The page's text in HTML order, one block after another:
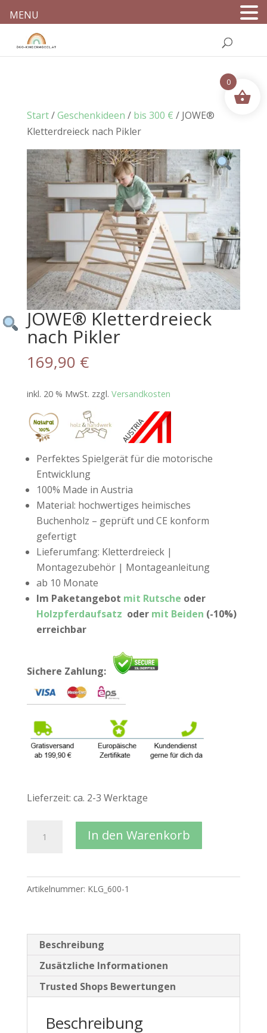
Start/Geschenkideen / bis 300 € / JOWE®
Kletterdreieck nach Pikler
JOWE® Kletterdreieck
nach Pikler
169,90 €
inkl. 20 % MwSt. zzgl. Versandkosten
Perfektes Spielgerät für die motorische
Entwicklung
100% Made in Austria
Material: hochwertiges heimisches
Buchenholz – geprüft und CE konform
gefertigt
Lieferumfang: Kletterdreieck |
Montagezubehör | Montageanleitung
ab 10 Monate
Im Paketangebot mit Rutsche oder
Holzpferdaufsatz oder mit Beiden (-10%)
erreichbar
Sichere Zahlung:
Lieferzeit: ca. 2-3 Werktage
Kletterdreieck
Pikler
Menge
In den Warenkorb
Artikelnummer: KLG_600-1
Beschreibung
Zusätzliche Informationen
Trusted Shops Bewertungen
Beschreibung
MENU
0